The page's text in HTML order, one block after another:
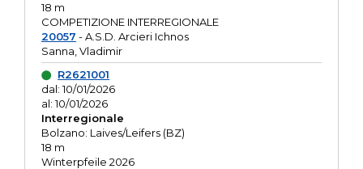
18 m
COMPETIZIONE INTERREGIONALE
20057 - A.S.D. Arcieri Ichnos
Sanna, Vladimir
R2621001
dal: 10/01/2026
al: 10/01/2026
Interregionale
Bolzano: Laives/Leifers (BZ)
18 m
Winterpfeile 2026